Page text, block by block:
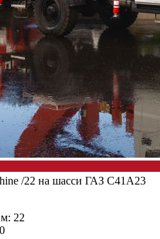
/22 на шасси ГАЗ C41А23
22